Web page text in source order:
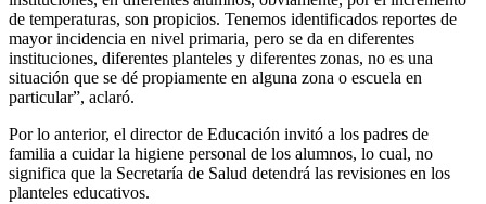
de temperaturas, son propicios. Tenemos identificados reportes de
mayor incidencia en nivel primaria, pero se da en diferentes
instituciones, diferentes planteles y diferentes zonas, no es una
situación que se dé propiamente en alguna zona o escuela en
particular”, aclaró.
Por lo anterior, el director de Educación invitó a los padres de
familia a cuidar la higiene personal de los alumnos, lo cual, no
significa que la Secretaría de Salud detendrá las revisiones en los
planteles educativos.